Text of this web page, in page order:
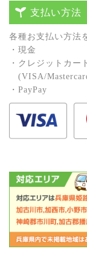
支払い方法
各種お⽀払い⽅法
・現⾦
・クレジットカー
(VISA/
・PayPay